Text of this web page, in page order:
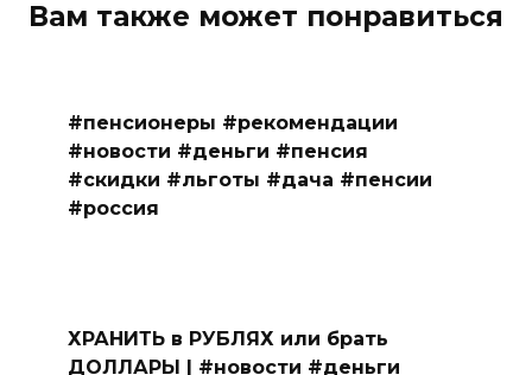
Вам также может понравиться
#пенсионеры #рекомендации
#новости #деньги #пенсия
#скидки #льготы #дача #пенсии
#россия
ХРАНИТЬ в РУБЛЯХ или брать
ДОЛЛАРЫ | #новости #деньги